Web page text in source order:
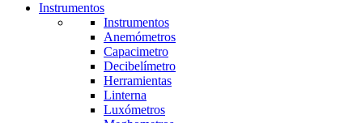
Instrumentos
Instrumentos
Anemómetros
Capacimetro
Decibelímetro
Herramientas
Linterna
Luxómetros